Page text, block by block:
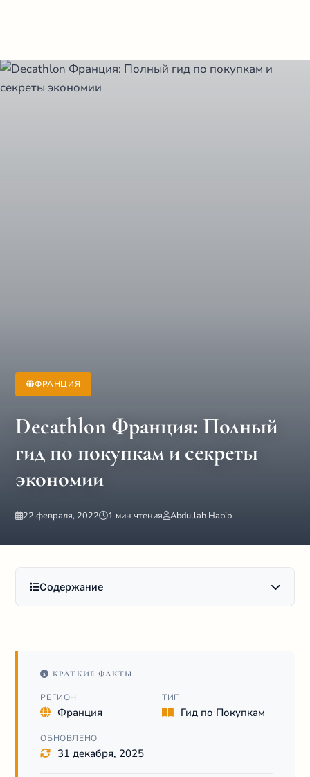
ФРАНЦИЯ
Decathlon Франция: Полный
гид по покупкам и секреты
экономии
22 февраля, 2022 1 мин чтения Abdullah Habib
Содержание
КРАТКИЕ ФАКТЫ
РЕГИОН
Франция
ТИП
Гид по Покупкам
ОБНОВЛЕНО
31 декабря, 2025